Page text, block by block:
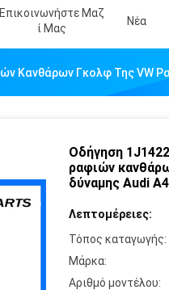
Επικοινωνήστε Μαζ
Ί Μας
Νέα
Κανθάρων Γκολφ Της VW
Οδήγηση
ραφιών
δύναμης Audi A4
Λεπτομέρειες:
Τόπος καταγωγής:
Μάρκα:
Αριθμό μοντέλου: